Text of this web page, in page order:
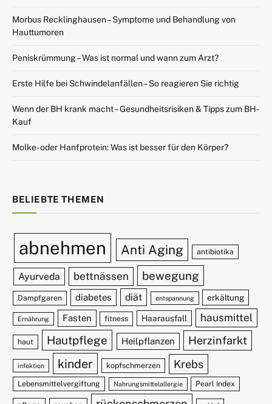
Morbus Recklinghausen – Symptome und Behandlung von
Hauttumoren
Peniskrümmung – Was ist normal und wann zum Arzt?
Erste Hilfe bei Schwindelanfällen – So reagieren Sie richtig
Wenn der BH krank macht – Gesundheitsrisiken & Tipps zum BH-
Kauf
Molke- oder Hanfprotein: Was ist besser für den Körper?
BELIEBTE THEMEN
abnehmen Anti Aging antibiotika
Ayurveda bettnässen bewegung
Dampfgaren diabetes diät entspannung erkältung
Ernährung Fasten fitness Haarausfall hausmittel
haut Hautpflege Heilpflanzen Herzinfarkt
infektion kinder kopfschmerzen Krebs
Lebensmittelvergiftung Nahrungsmittelallergie Pearl Index